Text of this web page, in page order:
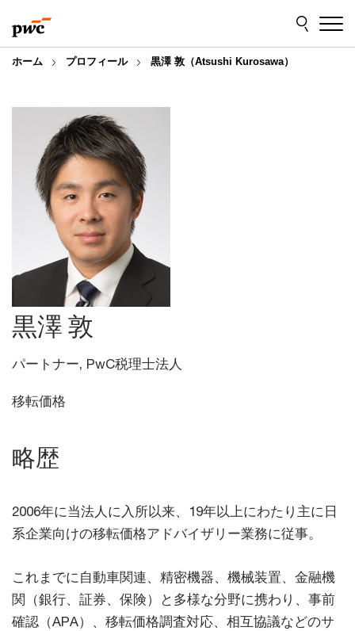
to
content
to
footer
ホーム プロフィール 黒澤 敦（Atsushi Kurosawa）
黒澤 敦
パートナー, PwC税理士法人
移転価格
略歴
2006年に当法人に入所以来、19年以上にわたり主に日
系企業向けの移転価格アドバイザリー業務に従事。
これまでに自動車関連、精密機器、機械装置、金融機
関（銀行、証券、保険）と多様な分野に携わり、事前
確認（APA）、移転価格調査対応、相互協議などのサ